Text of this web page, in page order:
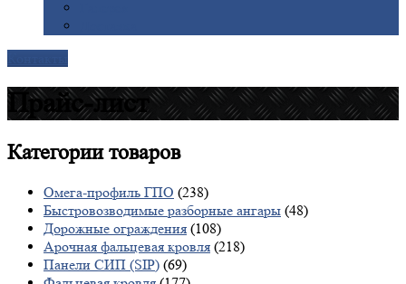
Прайс-лист
Категориитоваров
Омега-профиль ГПО (238)
Быстровозводимые разборные ангары (48)
Дорожные ограждения (108)
Арочная фальцевая кровля (218)
Панели СИП (SIP) (69)